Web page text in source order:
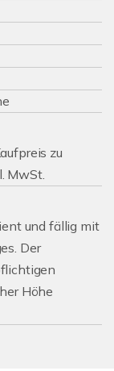
zu
MwSt.
und fällig mit
Der
Höhe